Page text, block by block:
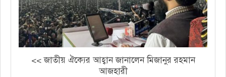
<< জাতীয় ঐক্যের আহ্বান জানালেন মিজানুর রহমান
আজহারী